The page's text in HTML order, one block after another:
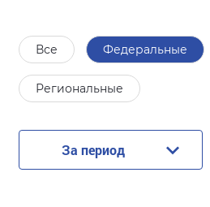
Все Федеральные
Региональные
За период